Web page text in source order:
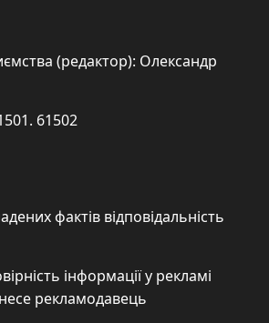
(редактор): Олександр
61502
фактів відповідальність
інформації у рекламі
несе рекламодавець